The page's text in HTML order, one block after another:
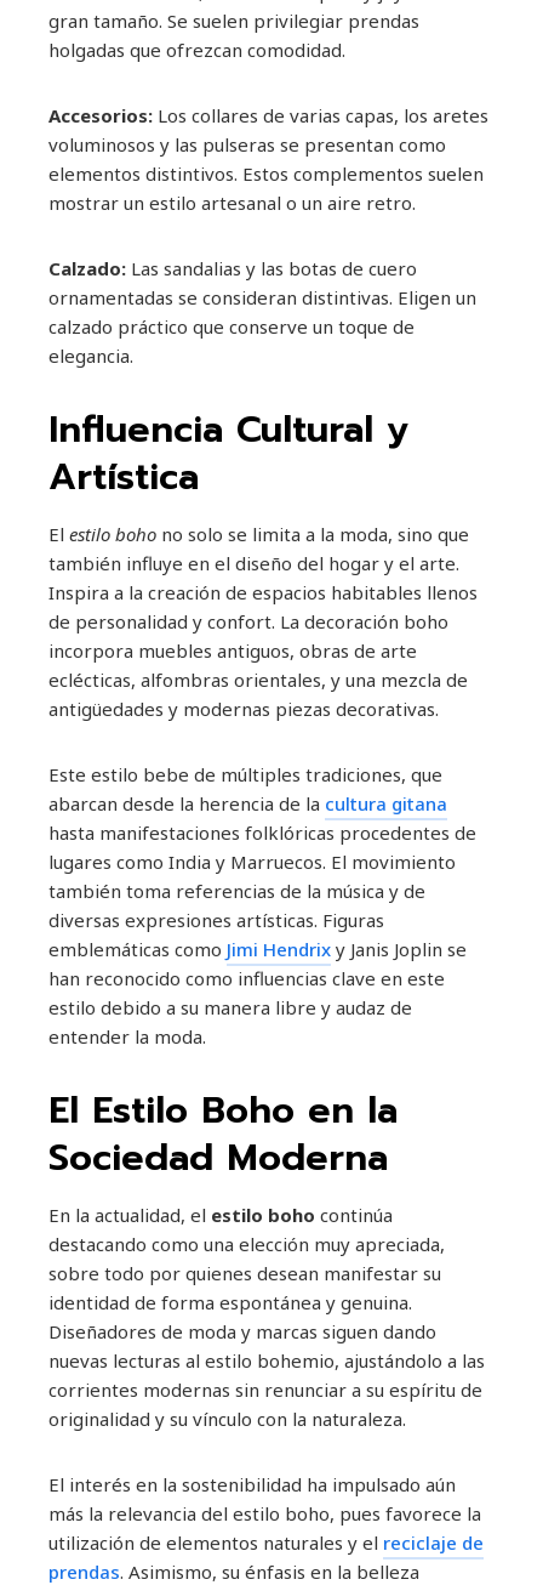
gran tamaño. Se suelen privilegiar prendas
holgadas que ofrezcan comodidad.
Accesorios: Los collares de varias capas, los aretes
voluminosos y las pulseras se presentan como
elementos distintivos. Estos complementos suelen
mostrar un estilo artesanal o un aire retro.
Calzado: Las sandalias y las botas de cuero
ornamentadas se consideran distintivas. Eligen un
calzado práctico que conserve un toque de
elegancia.
Influencia Cultural y
Artística
El estilo boho no solo se limita a la moda, sino que
también influye en el diseño del hogar y el arte.
Inspira a la creación de espacios habitables llenos
de personalidad y confort. La decoración boho
incorpora muebles antiguos, obras de arte
eclécticas, alfombras orientales, y una mezcla de
antigüedades y modernas piezas decorativas.
Este estilo bebe de múltiples tradiciones, que
abarcan desde la herencia de la cultura gitana
hasta manifestaciones folklóricas procedentes de
lugares como India y Marruecos. El movimiento
también toma referencias de la música y de
diversas expresiones artísticas. Figuras
emblemáticas como Jimi Hendrix y Janis Joplin se
han reconocido como influencias clave en este
estilo debido a su manera libre y audaz de
entender la moda.
El Estilo Boho en la
Sociedad Moderna
En la actualidad, el estilo boho continúa
destacando como una elección muy apreciada,
sobre todo por quienes desean manifestar su
identidad de forma espontánea y genuina.
Diseñadores de moda y marcas siguen dando
nuevas lecturas al estilo bohemio, ajustándolo a las
corrientes modernas sin renunciar a su espíritu de
originalidad y su vínculo con la naturaleza.
El interés en la sostenibilidad ha impulsado aún
más la relevancia del estilo boho, pues favorece la
utilización de elementos naturales y el reciclaje de
prendas. Asimismo, su énfasis en la belleza